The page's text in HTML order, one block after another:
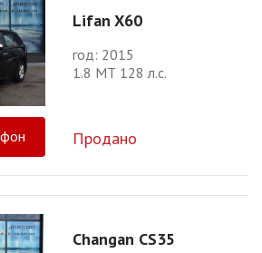
Lifan X60
год: 2015
1.8 МТ 128 л.с.
Продано
Changan CS35